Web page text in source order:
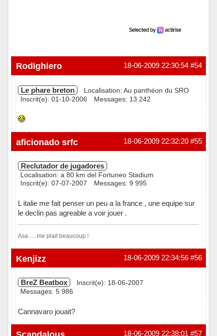
#54
18-06-2009 22:30:54
Rodighiero
Le phare breton
Localisation: Au panthéon du SRO
Inscrit(e): 01-10-2006
Messages: 13 242
Hors ligne #55
18-06-2009 22:32:20
aficionado srfc
Reclutador de jugadores
Localisation: a 80 km del Fortuneo Stadium
Inscrit(e): 07-07-2007
Messages: 9 995
L italie me fait penser un peu a la france , une equipe sur
le declin pas agreable a voir jouer .
Asa .....me plait beaucoup !
Hors ligne #56
18-06-2009 22:34:56
Kenjizz
BreZ Beatbox
Inscrit(e): 18-06-2007
Messages: 5 986
Cannavaro jouait?
Hors ligne #57
18-06-2009 22:38:01